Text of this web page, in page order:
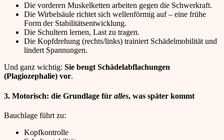
Die vorderen Muskelketten arbeiten gegen die Schwerkraft.
Die Wirbelsäule richtet sich wellenförmig auf – eine frühe
Form der Stabilitätsentwicklung.
Die Schultern lernen, Last zu tragen.
Die Kopfdrehung (rechts/links) trainiert Schädelmobilität und
lindert Spannungen.
Und ganz wichtig: Sie beugt Schädelabflachungen
(Plagiozephalie) vor.
3. Motorisch: die Grundlage für alles, was später kommt
Bauchlage führt zu:
Kopfkontrolle